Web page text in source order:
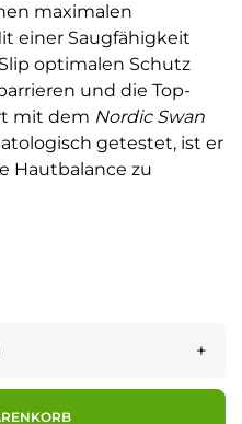
maximalen
einer Saugfähigkeit
optimalen Schutz
und die Top-
mit dem Nordic Swan
getestet, ist er
Hautbalance zu
+